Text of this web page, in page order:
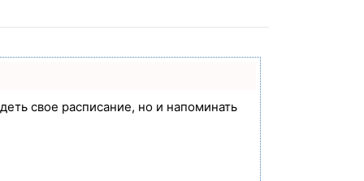
свое расписание, но и напоминать